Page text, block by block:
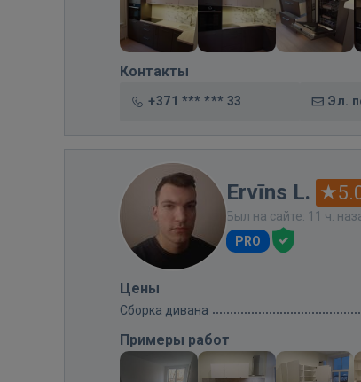
Контакты
+371 *** *** 33 Эл.
Ervīns L.
Был на сайте: 11 ч.
PRO
Цены
Сборка дивана
Примеры работ